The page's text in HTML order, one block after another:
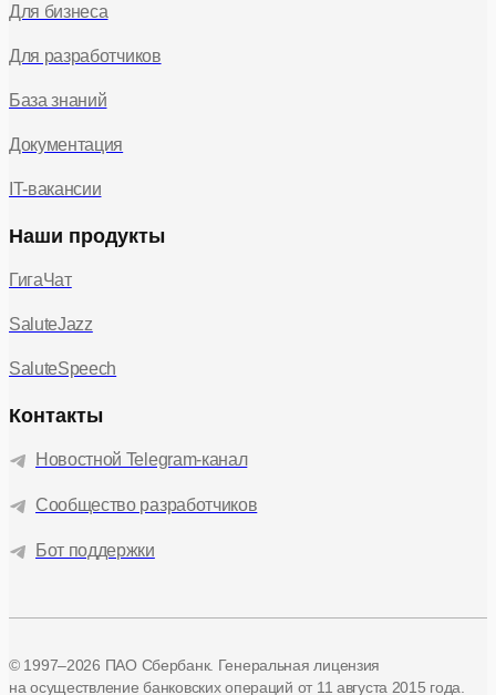
Для бизнеса
Для разработчиков
База знаний
Документация
IT-вакансии
Наши продукты
ГигаЧат
SaluteJazz
SaluteSpeech
Контакты
Новостной Telegram-канал
Сообщество разработчиков
Бот поддержки
© 1997–2026 ПАО Сбербанк. Генеральная лицензия
на осуществление банковских операций от 11 августа 2015 года.